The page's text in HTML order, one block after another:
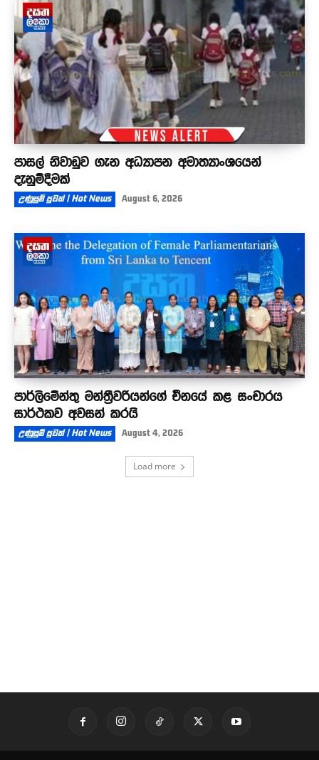
පාසල් නිවාඩුව ගැන අධ්‍යාපන අමාත්‍යාංශයෙන්
දැනුම්දීමක්
උණුසුම් පුවත් | Hot News August 6, 2026
පාර්ලිමේන්තු මන්ත්‍රීවරියන්ගේ චීනයේ කළ සංචාරය
සාර්ථකව අවසන් කරයි
උණුසුම් පුවත් | Hot News August 4, 2026
Load more